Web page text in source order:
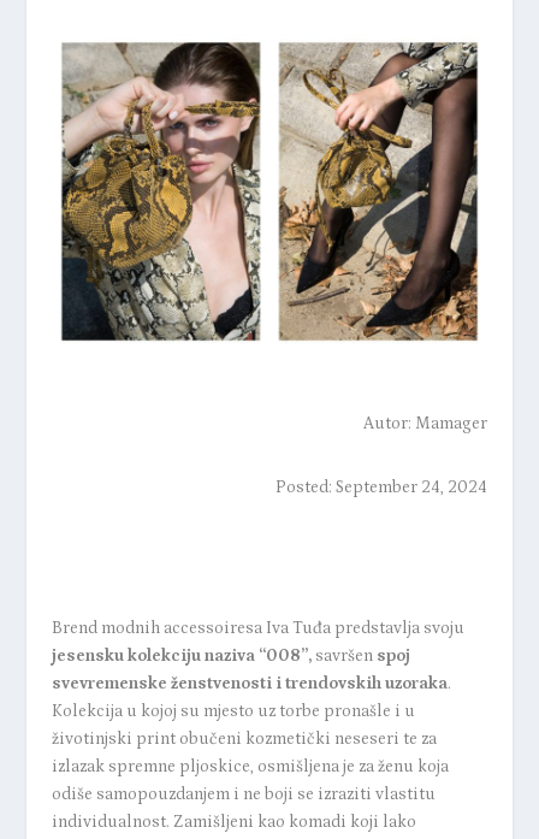
Autor: Mamager
Posted: September 24, 2024
Brend modnih accessoiresa Iva Tuđa predstavlja svoju
jesensku kolekciju naziva “008”,savršen spoj
svevremenske ženstvenosti i trendovskih uzoraka.
Kolekcija u kojoj su mjesto uz torbe pronašle i u
životinjski print obučeni kozmetički neseseri te za
izlazak spremne pljoskice, osmišljena je za ženu koja
odiše samopouzdanjem i ne boji se izraziti vlastitu
individualnost. Zamišljeni kao komadi koji lako